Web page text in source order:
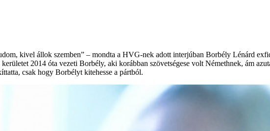
kivel állok szemben” – mondta a HVG-nek adott interjúban Borbély Lénárd
2014 óta vezeti Borbély, aki korábban szövetségese volt Némethnek, ám
csak hogy Borbélyt kitehesse a pártból.